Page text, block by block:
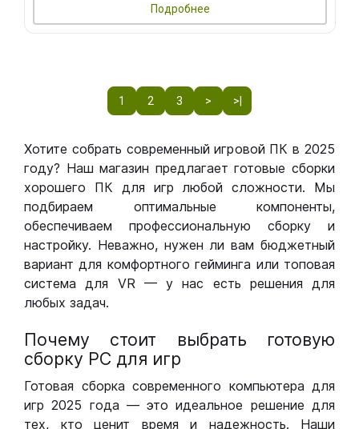
Подробнее
1 2 3 > >|
Хотите собрать современный игровой ПК в 2025
году? Наш магазин предлагает готовые сборки
хорошего ПК для игр любой сложности. Мы
подбираем оптимальные компоненты,
обеспечиваем профессиональную сборку и
настройку. Неважно, нужен ли вам бюджетный
вариант для комфортного гейминга или топовая
система для VR — у нас есть решения для
любых задач.
Почему стоит выбрать готовую
сборку РС для игр
Готовая сборка современного компьютера для
игр 2025 года — это идеальное решение для
тех, кто ценит время и надежность. Наши